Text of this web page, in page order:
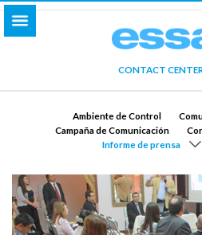
CONTACT
Ambiente de Control
Campaña de Comunicación
Informe de prensa